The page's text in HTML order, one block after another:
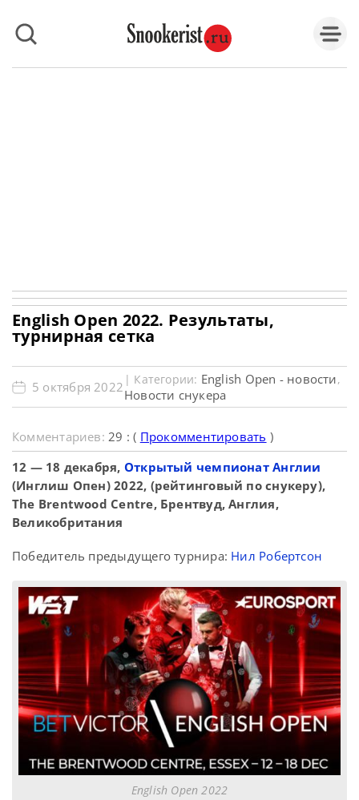
English Open 2022. Результаты,
турнирная сетка
5 октября 2022 | Категории: English Open - новости,
Новости снукера
Комментариев:29 : ( Прокомментировать )
12 — 18 декабря, Открытый чемпионат Англии
(Инглиш Опен) 2022, (рейтинговый по снукеру),
The Brentwood Centre, Брентвуд, Англия,
Великобритания
Победитель предыдущего турнира: Нил Робертсон
English Open 2022